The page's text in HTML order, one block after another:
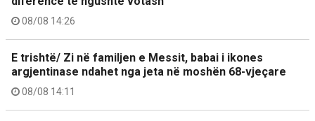
08/08 14:26
E trishtë/ Zi në familjen e Messit, babai i ikones
argjentinase ndahet nga jeta në moshën 68-vjeçare
08/08 14:11